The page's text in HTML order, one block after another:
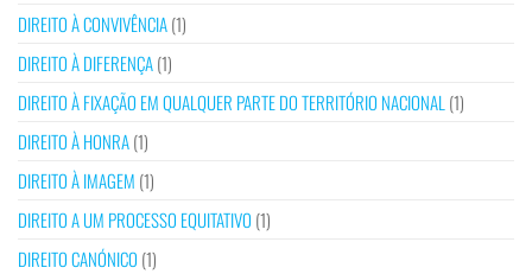
DIREITO À CONVIVÊNCIA(1)
DIREITO À DIFERENÇA(1)
DIREITO À FIXAÇÃO EM QUALQUER PARTE DO TERRITÓRIO NACIONAL (1)
DIREITO À HONRA(1)
DIREITO À IMAGEM (1)
DIREITO A UM PROCESSO EQUITATIVO (1)
DIREITO CANÓNICO (1)